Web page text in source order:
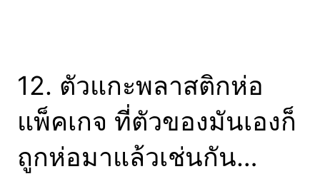
12. ตัวแกะพลาสติกห่อ
แพ็คเกจ ที่ตัวของมันเองก็
ถูกห่อมาแล้วเช่นกัน…